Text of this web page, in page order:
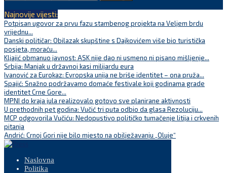
Najnovije vijesti:
Potpisan ugovor za prvu fazu stambenog projekta na Veljem brdu
vrijednu...
Danski političar: Obilazak skupštine s Dajkovićem više bio turistička
posjeta, moraću...
Kljajić obmanuo javnost: ASK nije dao ni usmeno ni pisano mišljenje...
Srbija: Manjak u državnoj kasi milijardu eura
Ivanović za Eurokaz: Evropska unija ne briše identitet – ona pruža...
Spajić: Snažno podržavamo domaće festivale koji godinama grade
identitet Crne Gore...
MPNI do kraja jula realizovalo gotovo sve planirane aktivnosti
U prethodnih pet godina: Vučić tri puta odbio da glasa Rezoluciju...
MCP odgovorila Vučiću: Nedopustivo političko tumačenje litija i crkvenih
pitanja
Andrić: Crnoj Gori nije bilo mjesto na obilježavanju „Oluje“
Naslovna
Politika